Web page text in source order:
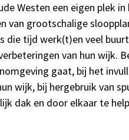
Westen een eigen plek
van grootschalige
die tijd werk(t)en veel
van hun wijk.
gaat, bij het
wijk, bij hergebruik van
dak en door elkaar te